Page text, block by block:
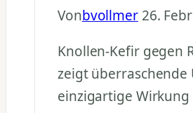
Vonbvollmer 26.
Knollen-Kefir gegen
zeigt überraschende
einzigartige